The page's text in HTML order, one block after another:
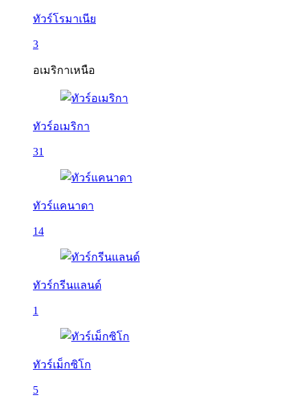
ทัวร์โรมาเนีย
3
อเมริกาเหนือ
ทัวร์อเมริกา
31
ทัวร์แคนาดา
14
ทัวร์กรีนแลนด์
1
ทัวร์เม็กซิโก
5